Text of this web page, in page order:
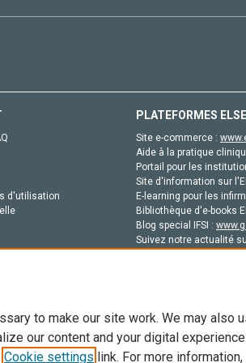
d'utilisation
PLATEFORMES
Site e-commerce :
Aide à la pratique
Portail pour les
Site d'information sur
E-learning pour les
Bibliothèque d'e-books
Blog special IFSI :
Suivez notre actualité
site: Copyright © 2026 Elsevier, ses concédants de
to make our site work. We may also
our content and your digital
Cookie settings link. For more